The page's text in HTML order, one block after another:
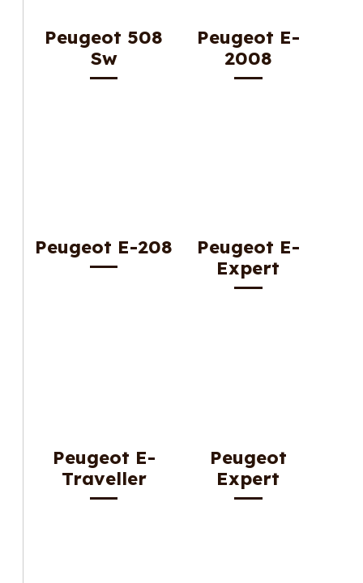
Peugeot 508
Sw
Peugeot E-
2008
Peugeot E-208
Peugeot E-
Expert
Peugeot E-
Traveller
Peugeot
Expert